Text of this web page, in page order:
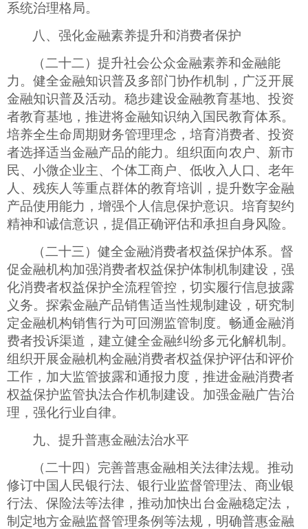
系统治理格局。
八、强化金融素养提升和消费者保护
（二十二）提升社会公众金融素养和金融能
力。健全金融知识普及多部门协作机制，广泛开展
金融知识普及活动。稳步建设金融教育基地、投资
者教育基地，推进将金融知识纳入国民教育体系。
培养全生命周期财务管理理念，培育消费者、投资
者选择适当金融产品的能力。组织面向农户、新市
民、小微企业主、个体工商户、低收入人口、老年
人、残疾人等重点群体的教育培训，提升数字金融
产品使用能力，增强个人信息保护意识。培育契约
精神和诚信意识，提倡正确评估和承担自身风险。
（二十三）健全金融消费者权益保护体系。督
促金融机构加强消费者权益保护体制机制建设，强
化消费者权益保护全流程管控，切实履行信息披露
义务。探索金融产品销售适当性规制建设，研究制
定金融机构销售行为可回溯监管制度。畅通金融消
费者投诉渠道，建立健全金融纠纷多元化解机制。
组织开展金融机构金融消费者权益保护评估和评价
工作，加大监管披露和通报力度，推进金融消费者
权益保护监管执法合作机制建设。加强金融广告治
理，强化行业自律。
九、提升普惠金融法治水平
（二十四）完善普惠金融相关法律法规。推动
修订中国人民银行法、银行业监督管理法、商业银
行法、保险法等法律，推动加快出台金融稳定法，
制定地方金融监督管理条例等法规，明确普惠金融